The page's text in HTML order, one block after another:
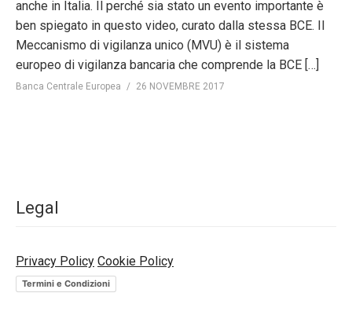
anche in Italia. Il perché sia stato un evento importante è
ben spiegato in questo video, curato dalla stessa BCE. Il
Meccanismo di vigilanza unico (MVU) è il sistema
europeo di vigilanza bancaria che comprende la BCE […]
Banca Centrale Europea 26 NOVEMBRE 2017
Legal
Privacy Policy Cookie Policy
Termini e Condizioni